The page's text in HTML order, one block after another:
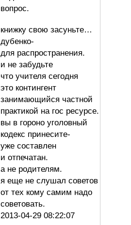
вопрос.
книжку свою засуньте…
дубенко-
для распространения.
и не забудьте
что учителя сегодня
это контингент
занимающийся частной
практикой на гос ресурсе.
вы в гороно уголовный
кодекс принесите-
уже составлен
и отпечатан.
а не родителям.
я еще не слушал советов
от тех кому самим надо
советовать.
2013-04-29 08:22:07